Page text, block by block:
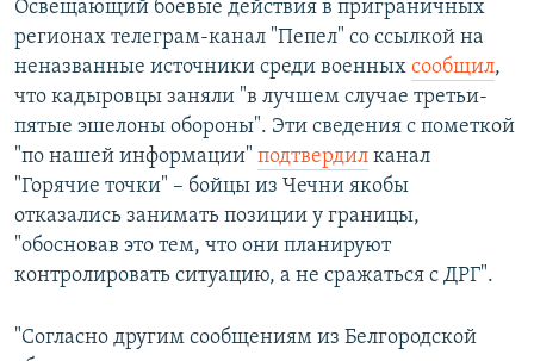
Освещающий боевые действия в приграничных
регионах телеграм-канал "Пепел" со ссылкой на
неназванные источники среди военных сообщил,
что кадыровцы заняли "в лучшем случае третьи-
пятые эшелоны обороны". Эти сведения с пометкой
"по нашей информации" подтвердил канал
"Горячие точки" – бойцы из Чечни якобы
отказались занимать позиции у границы,
"обосновав это тем, что они планируют
контролировать ситуацию, а не сражаться с ДРГ".
"Согласно другим сообщениям из Белгородской